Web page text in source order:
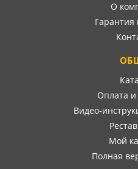
О
Гарантия
Оплата и
Видео-
Мой
Полная